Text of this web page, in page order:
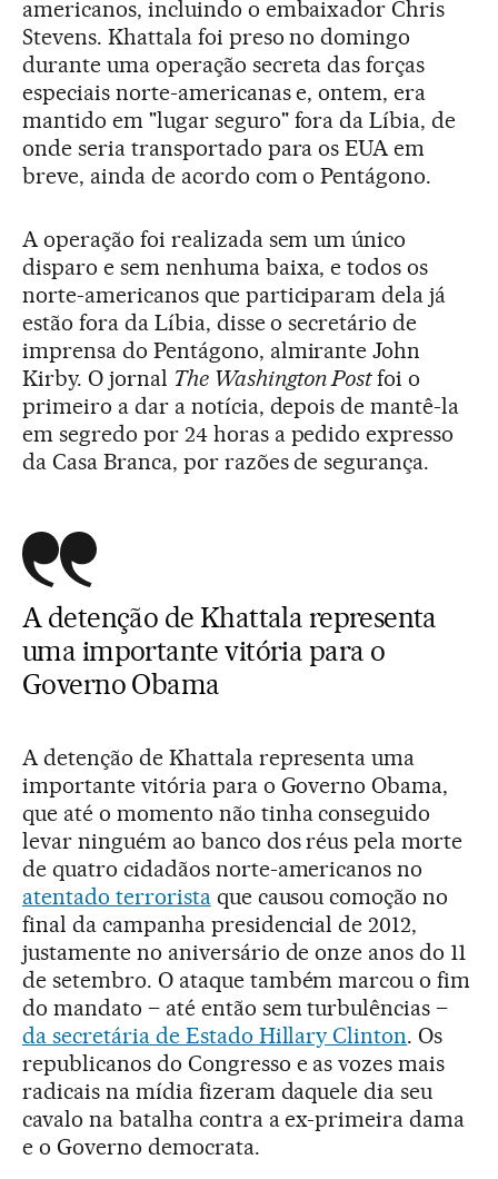
americanos, incluindo o embaixador Chris
Stevens. Khattala foi preso no domingo
durante uma operação secreta das forças
especiais norte-americanas e, ontem, era
mantido em "lugar seguro" fora da Líbia, de
onde seria transportado para os EUA em
breve, ainda de acordo com o Pentágono.
A operação foi realizada sem um único
disparo e sem nenhuma baixa, e todos os
norte-americanos que participaram dela já
estão fora da Líbia, disse o secretário de
imprensa do Pentágono, almirante John
Kirby. O jornal The Washington Postfoi o
primeiro a dar a notícia, depois de mantê-la
em segredo por 24 horas a pedido expresso
da Casa Branca, por razões de segurança.
A detenção de Khattala representa
uma importante vitória para o
Governo Obama
A detenção de Khattala representa uma
importante vitória para o Governo Obama,
que até o momento não tinha conseguido
levar ninguém ao banco dos réus pela morte
de quatro cidadãos norte-americanos no
atentado terroristaque causou comoção no
final da campanha presidencial de 2012,
justamente no aniversário de onze anos do 11
de setembro. O ataque também marcou o fim
do mandato – até então sem turbulências –
da secretária de Estado Hillary Clinton. Os
republicanos do Congresso e as vozes mais
radicais na mídia fizeram daquele dia seu
cavalo na batalha contra a ex-primeira dama
e o Governo democrata.